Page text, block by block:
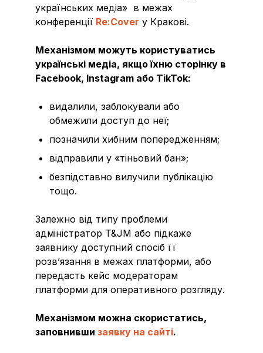
українських медіа» в межах
конференції Re:Cover у Кракові.
Механізмом можуть користуватись
українські медіа, якщо їхню сторінку в
Facebook, Instagram або TikTok:
видалили, заблокували або
обмежили доступ до неї;
позначили хибним попередженням;
відправили у «тіньовий бан»;
безпідставно вилучили публікацію
тощо.
Залежно від типу проблеми
адміністратор T&JM або підкаже
заявнику доступний спосіб її
розв’язання в межах платформи, або
передасть кейс модераторам
платформи для оперативного розгляду.
Механізмом можна скористатись,
заповнивши заявку на сайті.